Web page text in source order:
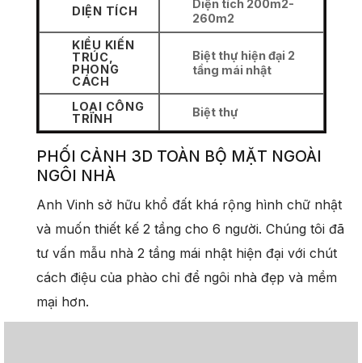
DIỆN TÍCH
Diện tích 200m2-
260m2
KIỂU KIẾN
TRÚC,
PHONG
CÁCH
Biệt thự hiện đại 2
tầng mái nhật
LOẠI CÔNG
TRÌNH
Biệt thự
PHỐI CẢNH 3D TOÀN BỘ MẶT NGOÀI
NGÔI NHÀ
Anh Vinh sở hữu khổ đất khá rộng hình chữ nhật
và muốn thiết kế 2 tầng cho 6 người. Chúng tôi đã
tư vấn mẫu nhà 2 tầng mái nhật hiện đại với chút
cách điệu của phào chỉ để ngôi nhà đẹp và mềm
mại hơn.